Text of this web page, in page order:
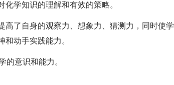
学知识的理解和有效的策略。
高了自身的观察力、想象力、猜测力，同时使学
动手实践能力。
的意识和能力。